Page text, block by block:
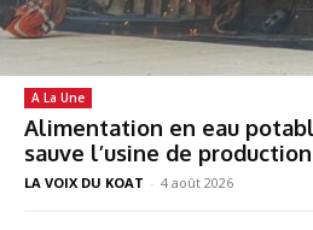
A La Une
Alimentation en eau
sauve l’usine de
LA VOIX DU KOAT - 4 août 2026